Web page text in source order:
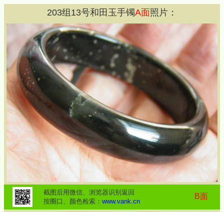
203组 13号和田玉手镯A面照片：
截图后用微信、浏览器识别返回
按圈口、颜色检索： www.vank.cn
B面